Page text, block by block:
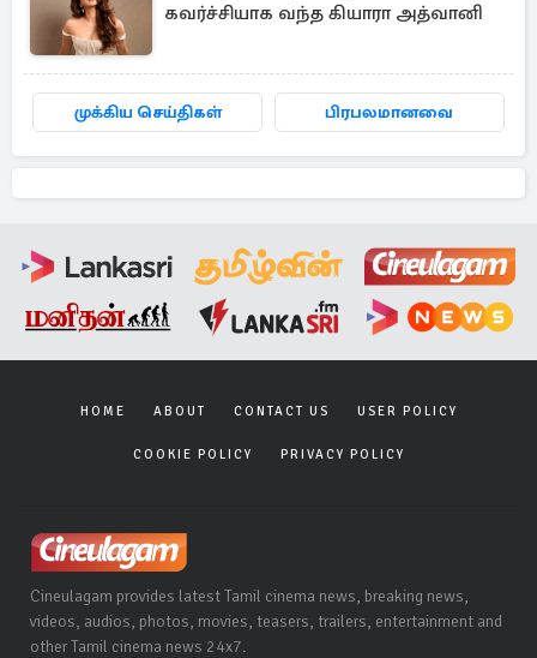
கவர்ச்சியாக வந்த கியாரா அத்வானி
முக்கிய செய்திகள் பிரபலமானவை
HOME ABOUT CONTACT US USER POLICY
COOKIE POLICY PRIVACY POLICY
Cineulagam provides latest Tamil cinema news, breaking news,
videos, audios, photos, movies, teasers, trailers, entertainment and
other Tamil cinema news 24x7.